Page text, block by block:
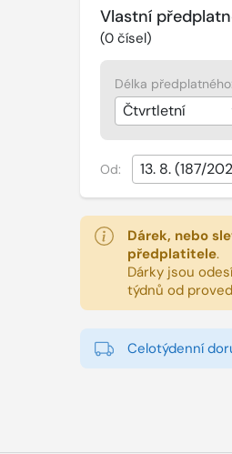
Vlastní
(0čísel)
Délka předplatného:
Od:
Dárek, nebo
předplatitele.
Dárky jsou
týdnů od
Celotýdenní